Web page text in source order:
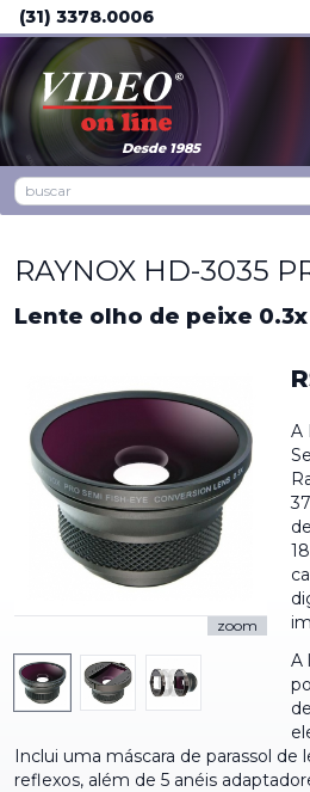
(31) 3378.0006
Desde 1985
RAYNOX HD-3035
Lente olho de peixe
zoom
A
A
Inclui uma máscara de parassol de
reflexos, além de 5 anéis